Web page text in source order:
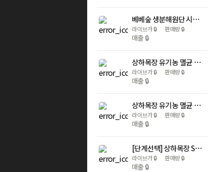
베베숲 생분해원단 시그니처 블루 에코 캡형 레이온100% 아기물티슈 70매, 20개
라이브가🔒 판매량🔒
매출 🔒
상하목장 유기농 멸균 우유 200ml 24팩 [도착보장]
라이브가🔒 판매량🔒
매출 🔒
상하목장 유기농 멸균 우유 백색 125ml 48팩 [도착보장]
라이브가🔒 판매량🔒
매출 🔒
[단계선택] 상하목장 STEP2 유기농 상하치즈 아기치즈 170g 60매 외 택1_냉장
라이브가🔒 판매량🔒
매출 🔒